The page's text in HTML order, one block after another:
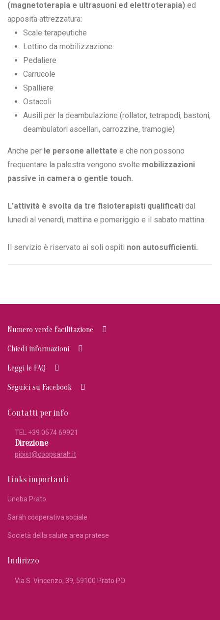
(magnetoterapia e ultrasuoni ed elettroterapia) ed
apposita attrezzatura:
Scale terapeutiche
Lettino da mobilizzazione
Pedaliere
Carrucole
Spalliere
Ostacoli
Ausili per la deambulazione (rollator, tetrapodi, bastoni,
deambulatori ascellari, carrozzine, tramogie)
Anche per le persone allettate e che non possono
frequentare la palestra vengono svolte mobilizzazioni
passive in camera o gentle touch.
L’attività è svolta da tre fisioterapisti qualificati dal
lunedì al venerdì, mattina e pomeriggio e il sabato mattina.
Il servizio è riservato ai soli ospiti non autosufficienti.
Numero verde facilitazione
Chiedi informazioni
Leggi le FAQ
Seguici su Facebook
Contatti per info
TEL +39 0574 69921
Direzione
pioist@coopsarah.it
Links importanti
Uneba Prato
Sarah cooperativa sociale
Società della salute area pratese
Indirizzo
Via S. Vincenzo, 39, 59100 Prato PO